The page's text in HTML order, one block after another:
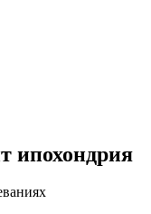
ипохондрия